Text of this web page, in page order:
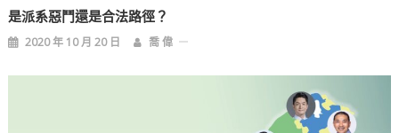
是派系惡鬥還是合法路徑？
2020 年 10 月 20 日 喬 偉